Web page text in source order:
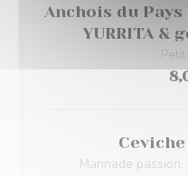
Anchois du
YURRITA &
Marinade